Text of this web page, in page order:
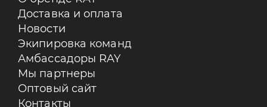
Доставка и оплата
Новости
Экипировка команд
Амбассадоры RAY
Мы партнеры
Оптовый сайт
Контакты